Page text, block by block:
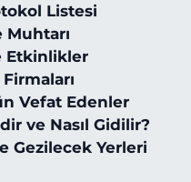
Listesi
Muhtarı
Etkinlikler
Vefat Edenler
ve Nasıl Gidilir?
Gezilecek Yerleri